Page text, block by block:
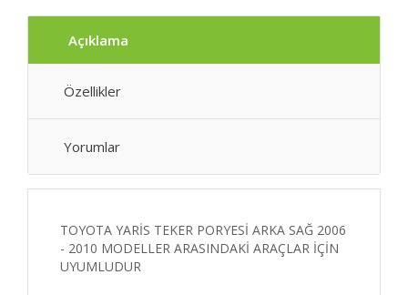
Açıklama
Özellikler
Yorumlar
TOYOTA YARİS TEKER PORYESİ ARKA SAĞ 2006
- 2010 MODELLER ARASINDAKİ ARAÇLAR İÇİN
UYUMLUDUR